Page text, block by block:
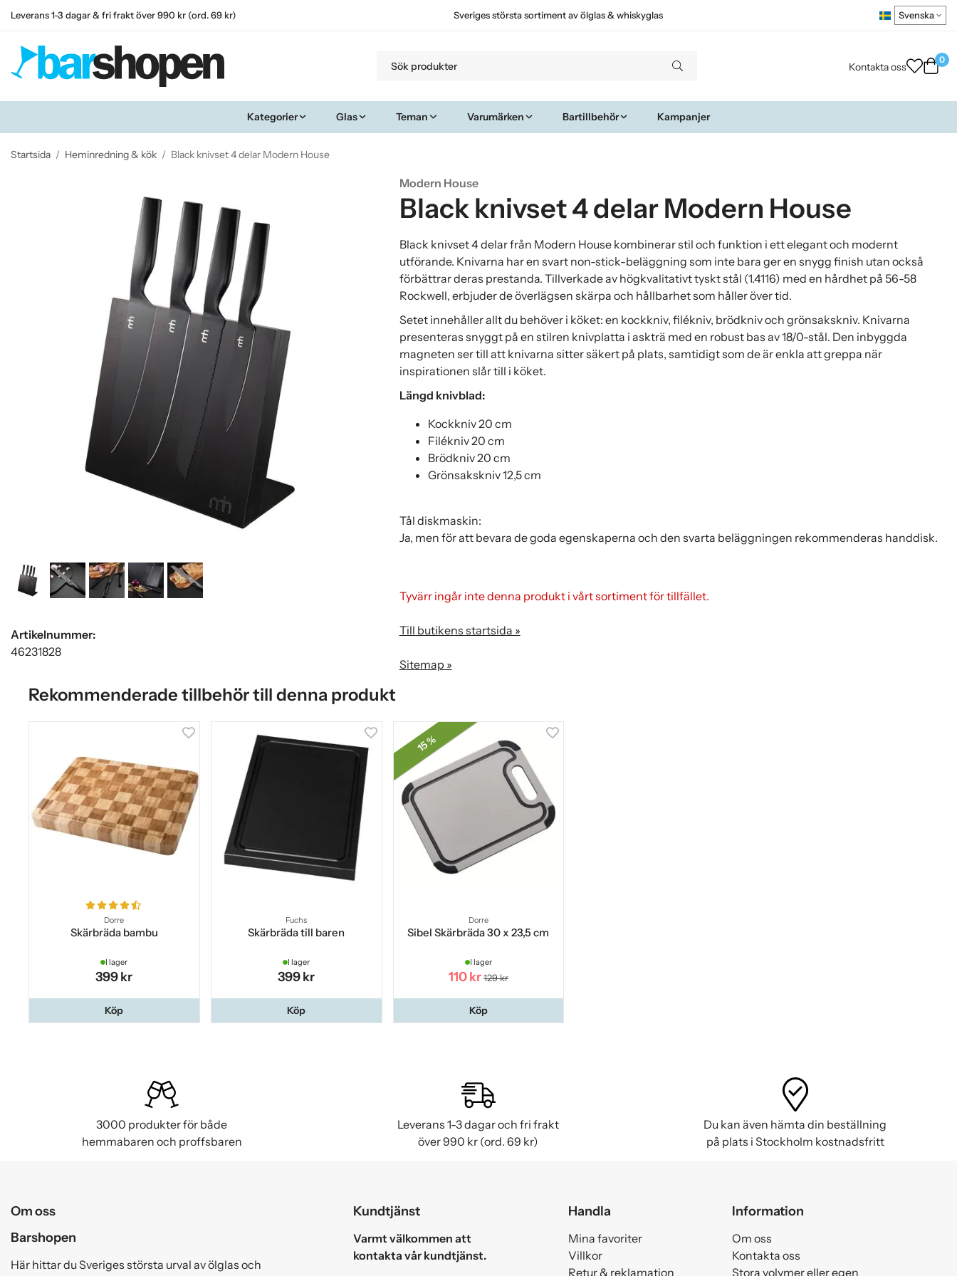
Leverans 1-3 dagar & fri frakt över 990 kr (ord. 69 kr) Sveriges största sortiment av ölglas & whiskyglas
Kontakta oss
0
Kategorier Glas Teman Varumärken Bartillbehör Kampanjer
Startsida / Heminredning & kök / Black knivset 4 delar Modern House
Modern House
Black knivset 4 delar Modern House
Black knivset 4 delar från Modern House kombinerar stil och funktion i ett elegant och modernt
utförande. Knivarna har en svart non-stick-beläggning som inte bara ger en snygg finish utan också
förbättrar deras prestanda. Tillverkade av högkvalitativt tyskt stål (1.4116) med en hårdhet på 56-58
Rockwell, erbjuder de överlägsen skärpa och hållbarhet som håller över tid.
Setet innehåller allt du behöver i köket: en kockkniv, filékniv, brödkniv och grönsakskniv. Knivarna
presenteras snyggt på en stilren knivplatta i askträ med en robust bas av 18/0-stål. Den inbyggda
magneten ser till att knivarna sitter säkert på plats, samtidigt som de är enkla att greppa när
inspirationen slår till i köket.
Längd knivblad:
Kockkniv 20 cm
Filékniv 20 cm
Brödkniv 20 cm
Grönsakskniv 12,5 cm
Tål diskmaskin:
Ja, men för att bevara de goda egenskaperna och den svarta beläggningen rekommenderas handdisk.
Tyvärr ingår inte denna produkt i vårt sortiment för tillfället.
Till butikens startsida »
Sitemap »
Artikelnummer:
46231828
Rekommenderade tillbehör till denna produkt
Dorre
Skärbräda bambu
I lager
399 kr
Köp
Fuchs
Skärbräda till baren
I lager
399 kr
Köp
15 %
Dorre
Sibel Skärbräda 30 x 23,5 cm
I lager
110 kr 129 kr
Köp
3000 produkter för både
hemmabaren och proffsbaren
Leverans 1-3 dagar och fri frakt
över 990 kr (ord. 69 kr)
Du kan även hämta din beställning
på plats i Stockholm kostnadsfritt
Om oss
Barshopen
Här hittar du Sveriges största urval av ölglas och
Kundtjänst
Varmt välkommen att
kontakta vår kundtjänst.
Handla
Mina favoriter
Villkor
Retur & reklamation
Information
Om oss
Kontakta oss
Stora volymer eller egen